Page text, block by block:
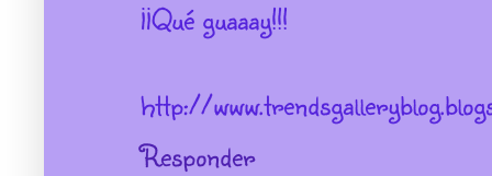
¡¡Qué guaaay!!!
http://
Responder